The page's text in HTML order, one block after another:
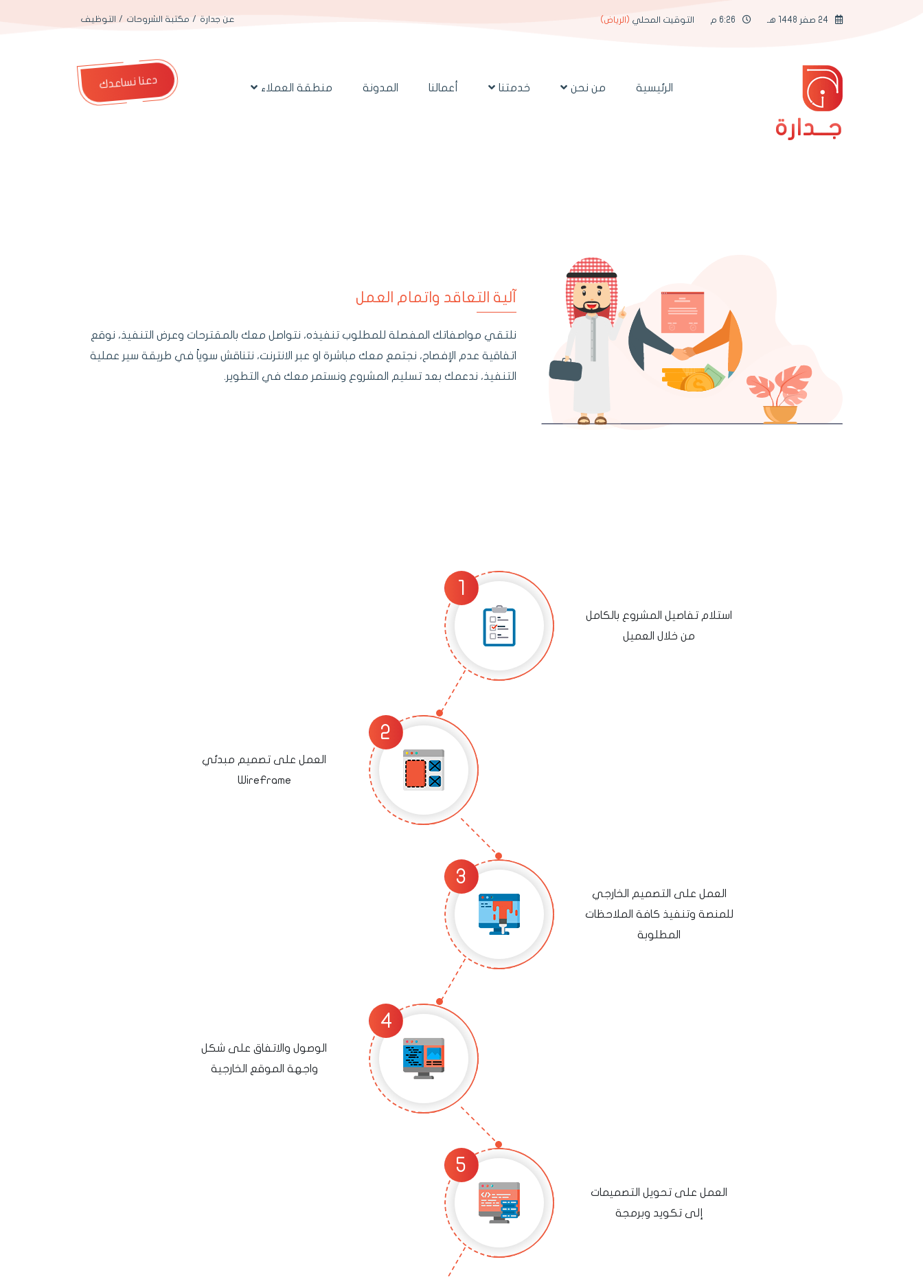
التوقيت المحلي (الرياض) عن جدارة مكتبة الشروحات التوظيف
جــدارة
الرئيسية من نحن خدمتنا أعمالنا المدونة منطقة العملاء دعنا نساعدك
آلية التعاقد واتمام العمل
نلتقي مواصفاتك المفصلة للمطلوب تنفيذه، نتواصل معك بالمقترحات وعرض التنفيذ، نوقع
اتفاقية عدم الإفصاح، نجتمع معك مباشرة او عبر الانترنت، نتناقش سوياً في طريقة سير عملية
التنفيذ، ندعمك بعد تسليم المشروع ونستمر معك في التطوير.
استلام تفاصيل المشروع بالكامل
من خلال العميل
العمل على تصميم مبدئي
WireFrame
العمل على التصميم الخارجي
للمنصة وتنفيذ كافة الملاحظات
المطلوبة
الوصول والاتفاق على شكل
واجهة الموقع الخارجية
العمل على تحويل التصميمات
إلى تكويد وبرمجة